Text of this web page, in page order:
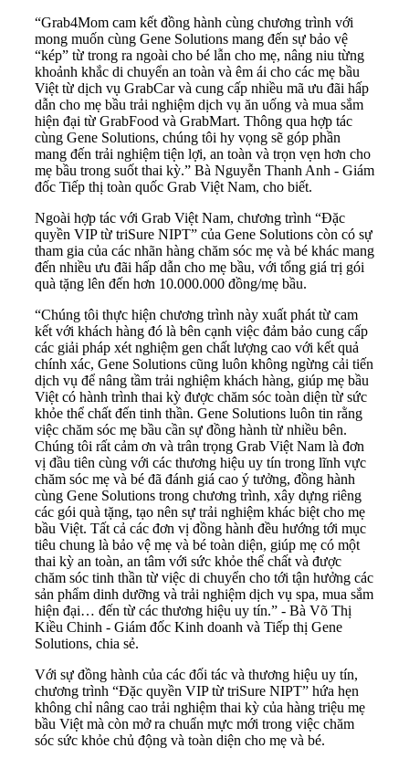
“Grab4Mom cam kết đồng hành cùng chương trình với
mong muốn cùng Gene Solutions mang đến sự bảo vệ
“kép” từ trong ra ngoài cho bé lẫn cho mẹ, nâng niu từng
khoảnh khắc di chuyển an toàn và êm ái cho các mẹ bầu
Việt từ dịch vụ GrabCar và cung cấp nhiều mã ưu đãi hấp
dẫn cho mẹ bầu trải nghiệm dịch vụ ăn uống và mua sắm
hiện đại từ GrabFood và GrabMart. Thông qua hợp tác
cùng Gene Solutions, chúng tôi hy vọng sẽ góp phần
mang đến trải nghiệm tiện lợi, an toàn và trọn vẹn hơn cho
mẹ bầu trong suốt thai kỳ.” Bà Nguyễn Thanh Anh - Giám
đốc Tiếp thị toàn quốc Grab Việt Nam, cho biết.
Ngoài hợp tác với Grab Việt Nam, chương trình “Đặc
quyền VIP từ triSure NIPT” của Gene Solutions còn có sự
tham gia của các nhãn hàng chăm sóc mẹ và bé khác mang
đến nhiều ưu đãi hấp dẫn cho mẹ bầu, với tổng giá trị gói
quà tặng lên đến hơn 10.000.000 đồng/mẹ bầu.
“Chúng tôi thực hiện chương trình này xuất phát từ cam
kết với khách hàng đó là bên cạnh việc đảm bảo cung cấp
các giải pháp xét nghiệm gen chất lượng cao với kết quả
chính xác, Gene Solutions cũng luôn không ngừng cải tiến
dịch vụ để nâng tầm trải nghiệm khách hàng, giúp mẹ bầu
Việt có hành trình thai kỳ được chăm sóc toàn diện từ sức
khỏe thể chất đến tinh thần. Gene Solutions luôn tin rằng
việc chăm sóc mẹ bầu cần sự đồng hành từ nhiều bên.
Chúng tôi rất cảm ơn và trân trọng Grab Việt Nam là đơn
vị đầu tiên cùng với các thương hiệu uy tín trong lĩnh vực
chăm sóc mẹ và bé đã đánh giá cao ý tưởng, đồng hành
cùng Gene Solutions trong chương trình, xây dựng riêng
các gói quà tặng, tạo nên sự trải nghiệm khác biệt cho mẹ
bầu Việt. Tất cả các đơn vị đồng hành đều hướng tới mục
tiêu chung là bảo vệ mẹ và bé toàn diện, giúp mẹ có một
thai kỳ an toàn, an tâm với sức khỏe thể chất và được
chăm sóc tinh thần từ việc di chuyển cho tới tận hưởng các
sản phẩm dinh dưỡng và trải nghiệm dịch vụ spa, mua sắm
hiện đại… đến từ các thương hiệu uy tín.” - Bà Võ Thị
Kiều Chinh - Giám đốc Kinh doanh và Tiếp thị Gene
Solutions, chia sẻ.
Với sự đồng hành của các đối tác và thương hiệu uy tín,
chương trình “Đặc quyền VIP từ triSure NIPT” hứa hẹn
không chỉ nâng cao trải nghiệm thai kỳ của hàng triệu mẹ
bầu Việt mà còn mở ra chuẩn mực mới trong việc chăm
sóc sức khỏe chủ động và toàn diện cho mẹ và bé.